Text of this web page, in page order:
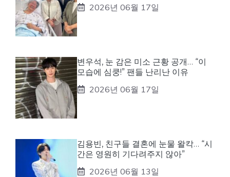
2026년 06월 17일
변우석, 눈 감은 미소 근황 공개… “이
모습에 심쿵!” 팬들 난리난 이유
2026년 06월 17일
김용빈, 친구들 결혼에 눈물 왈칵… “시
간은 영원히 기다려주지 않아”
2026년 06월 13일